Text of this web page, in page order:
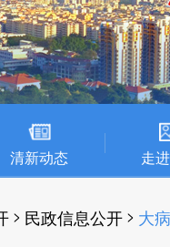
清新动态 走
> 民政信息公开 > 大